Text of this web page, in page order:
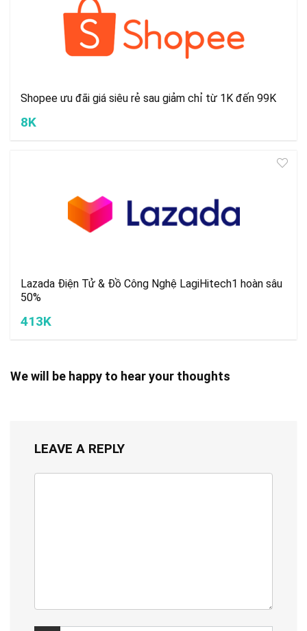
Shopee ưu đãi giá siêu rẻ sau giảm chỉ từ 1K đến 99K
8K
Lazada Điện Tử & Đồ Công Nghệ LagiHitech1 hoàn sâu
50%
413K
We will be happy to hear your thoughts
LEAVE A REPLY